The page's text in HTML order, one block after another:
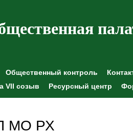
Общественный контроль
VII созыв
Ресурсный центр
МО РХ